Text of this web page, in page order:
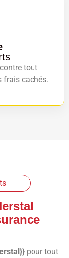
tout
frais cachés.
pour tout